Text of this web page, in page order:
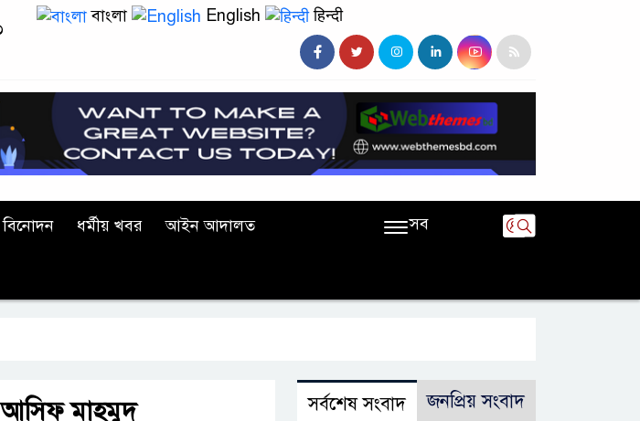
বাংলা English हिन्दी
বিনোদন ধর্মীয় খবর আইন আদালত সব
মাহমুদ সর্বশেষ সংবাদ জনপ্রিয় সংবাদ